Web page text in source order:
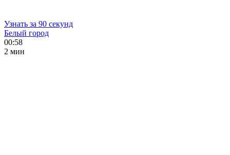
Узнать за 90 секунд
Белый город
00:58
2 мин